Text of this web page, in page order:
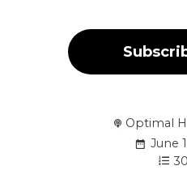
Optimal
June